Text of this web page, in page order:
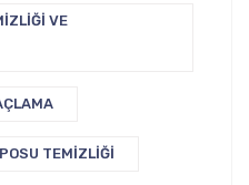
VE
TEMIZLIĞI